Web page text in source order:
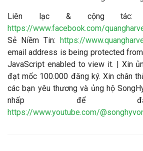
Liên lạc & cộng tác:
https://www.facebook.com/
Sẻ Niềm Tin: https://
email address is being protected
JavaScript enabled to view it. | Xin
đạt mốc 100.000 đăng ký. Xin chân
các bạn yêu thương và ủng hộ
nhấp để
https://www.youtube.com/